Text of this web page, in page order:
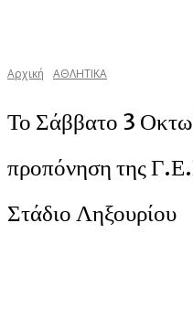
Αρχική ΑΘΛΗΤΙΚΑ
Το Σάββατο 3
προπόνηση της
Στάδιο Ληξουρίου